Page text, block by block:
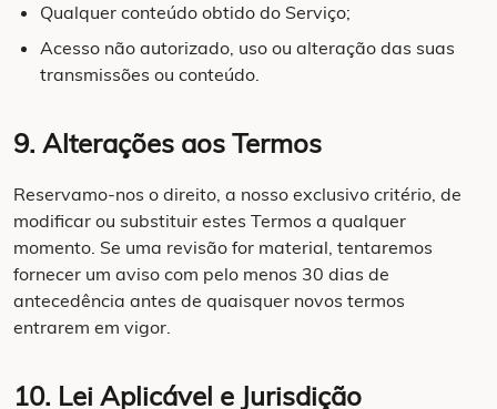
Qualquer conteúdo obtido do Serviço;
Acesso não autorizado, uso ou alteração das suas
transmissões ou conteúdo.
9. Alterações aos Termos
Reservamo-nos o direito, a nosso exclusivo critério, de
modificar ou substituir estes Termos a qualquer
momento. Se uma revisão for material, tentaremos
fornecer um aviso com pelo menos 30 dias de
antecedência antes de quaisquer novos termos
entrarem em vigor.
10. Lei Aplicável e Jurisdição